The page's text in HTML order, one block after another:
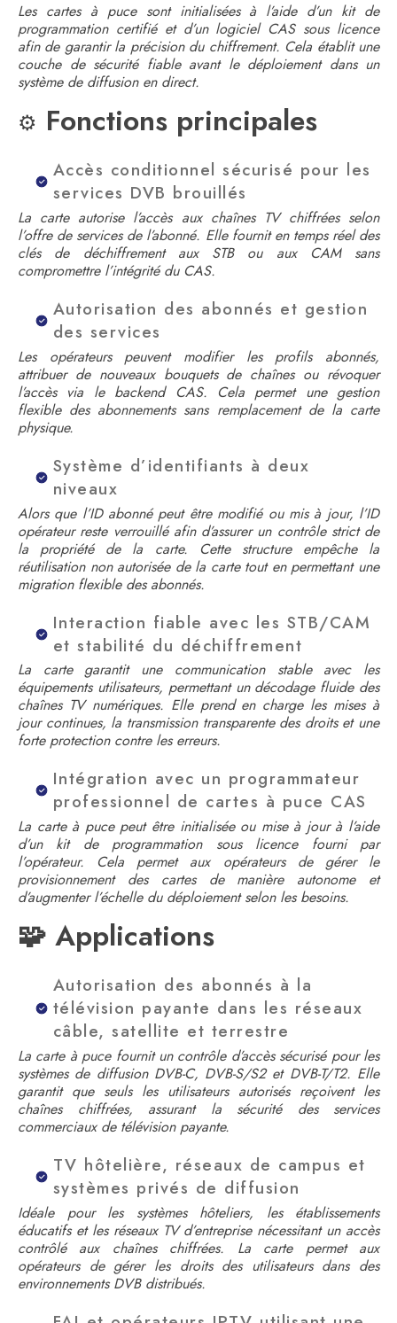
Les cartes à puce sont initialisées à l’aide d’un kit de
programmation certifié et d’un logiciel CAS sous licence
afin de garantir la précision du chiffrement. Cela établit une
couche de sécurité fiable avant le déploiement dans un
système de diffusion en direct.
⚙️ Fonctions principales
Accès conditionnel sécurisé pour les
services DVB brouillés
La carte autorise l’accès aux chaînes TV chiffrées selon
l’offre de services de l’abonné. Elle fournit en temps réel des
clés de déchiffrement aux STB ou aux CAM sans
compromettre l’intégrité du CAS.
Autorisation des abonnés et gestion
des services
Les opérateurs peuvent modifier les profils abonnés,
attribuer de nouveaux bouquets de chaînes ou révoquer
l’accès via le backend CAS. Cela permet une gestion
flexible des abonnements sans remplacement de la carte
physique.
Système d’identifiants à deux
niveaux
Alors que l’ID abonné peut être modifié ou mis à jour, l’ID
opérateur reste verrouillé afin d’assurer un contrôle strict de
la propriété de la carte. Cette structure empêche la
réutilisation non autorisée de la carte tout en permettant une
migration flexible des abonnés.
Interaction fiable avec les STB/CAM
et stabilité du déchiffrement
La carte garantit une communication stable avec les
équipements utilisateurs, permettant un décodage fluide des
chaînes TV numériques. Elle prend en charge les mises à
jour continues, la transmission transparente des droits et une
forte protection contre les erreurs.
Intégration avec un programmateur
professionnel de cartes à puce CAS
La carte à puce peut être initialisée ou mise à jour à l’aide
d’un kit de programmation sous licence fourni par
l’opérateur. Cela permet aux opérateurs de gérer le
provisionnement des cartes de manière autonome et
d’augmenter l’échelle du déploiement selon les besoins.
🧩 Applications
Autorisation des abonnés à la
télévision payante dans les réseaux
câble, satellite et terrestre
La carte à puce fournit un contrôle d’accès sécurisé pour les
systèmes de diffusion DVB-C, DVB-S/S2 et DVB-T/T2. Elle
garantit que seuls les utilisateurs autorisés reçoivent les
chaînes chiffrées, assurant la sécurité des services
commerciaux de télévision payante.
TV hôtelière, réseaux de campus et
systèmes privés de diffusion
Idéale pour les systèmes hôteliers, les établissements
éducatifs et les réseaux TV d’entreprise nécessitant un accès
contrôlé aux chaînes chiffrées. La carte permet aux
opérateurs de gérer les droits des utilisateurs dans des
environnements DVB distribués.